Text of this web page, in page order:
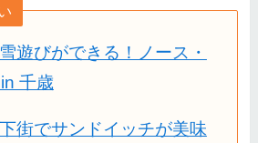
遊びができる！ノース・
千歳
街でサンドイッチが美味